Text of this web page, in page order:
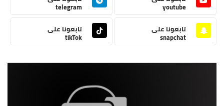
youtube
telegram
تابعونا على
snapchat
تابعونا على
tikTok